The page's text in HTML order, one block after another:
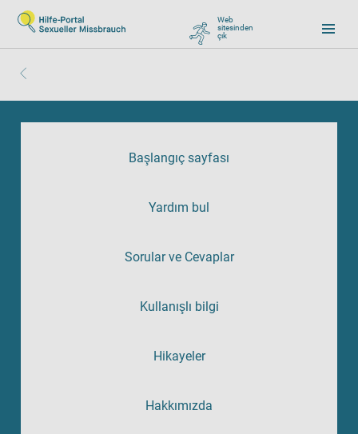
Web
sitesinden
çık, zu Google wechseln
Başlangıç sayfası
Yardım bul
Sorular ve Cevaplar
Kullanışlı bilgi
Hikayeler
Hakkımızda